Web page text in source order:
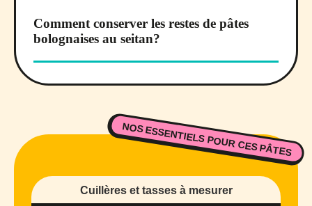
Comment conserver les restes de pâtes
bolognaises au seitan?
NOS ESSENTIELS POUR CES PÂTES
Cuillères et tasses à mesurer